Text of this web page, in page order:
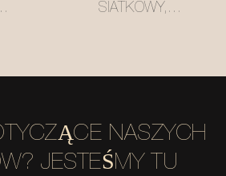
SIATKOWY,
#MSR027
NASZYCH
JESTEŚMY TU